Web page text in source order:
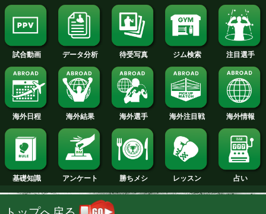
2013年
2012年
2011年
2010年